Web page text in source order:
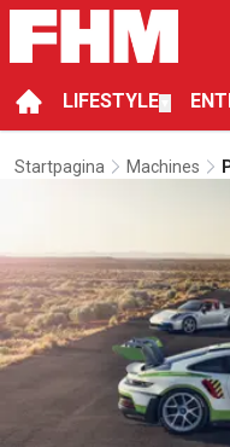
LIFESTYLE
Startpagina Machines